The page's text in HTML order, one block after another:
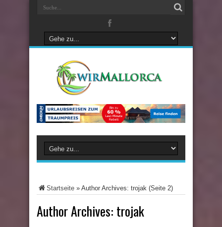
Startseite » Author Archives: trojak (Seite 2)
Author Archives: trojak